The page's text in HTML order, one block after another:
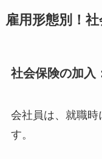
雇用形態別！
社会保険の加入
会社員は、就職時
す。